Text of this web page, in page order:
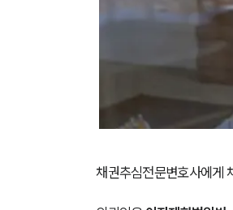
채권추심전문변호사에게